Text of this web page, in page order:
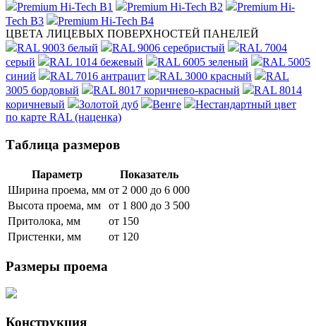
Premium Hi-Tech B1
Premium Hi-Tech B2
Premium Hi-
Tech B3
Premium Hi-Tech B4
ЦВЕТА ЛИЦЕВЫХ ПОВЕРХНОСТЕЙ ПАНЕЛЕЙ
RAL 9003 белый
RAL 9006 серебристый
RAL 7004
серый
RAL 1014 бежевый RAL 6005 зеленый
RAL 5005
синий
RAL 7016 антрацит RAL 3000 красный
RAL
3005 бордовый
RAL 8017 коричнево-красный
RAL 8014
коричневый
Золотой дуб Венге
Нестандартный цвет
по карте RAL (наценка)
Таблица размеров
Параметр
Показатель
Ширина проема, мм от 2 000 до 6 000
Высота проема, мм
от 1 800 до 3 500
Притолока, мм
от 150
Пристенки, мм
от 120
Размеры проема
Конструкция